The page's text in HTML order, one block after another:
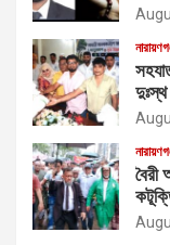
দুঃস্থ
বৈরী